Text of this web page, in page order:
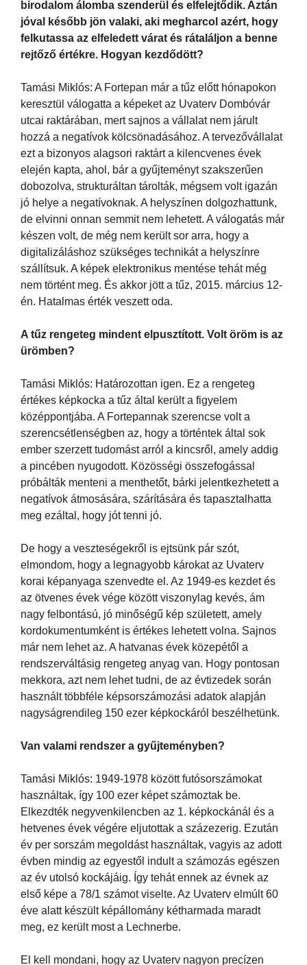
birodalom álomba szenderül és elfelejtődik. Aztán
jóval később jön valaki, aki megharcol azért, hogy
felkutassa az elfeledett várat és rátaláljon a benne
rejtőző értékre. Hogyan kezdődött?
Tamási Miklós: A Fortepan már a tűz előtt hónapokon
keresztül válogatta a képeket az Uvaterv Dombóvár
utcai raktárában, mert sajnos a vállalat nem járult
hozzá a negatívok kölcsönadásához. A tervezővállalat
ezt a bizonyos alagsori raktárt a kilencvenes évek
elején kapta, ahol, bár a gyűjteményt szakszerűen
dobozolva, strukturáltan tárolták, mégsem volt igazán
jó helye a negatívoknak. A helyszínen dolgozhattunk,
de elvinni onnan semmit nem lehetett. A válogatás már
készen volt, de még nem került sor arra, hogy a
digitalizáláshoz szükséges technikát a helyszínre
szállítsuk. A képek elektronikus mentése tehát még
nem történt meg. És akkor jött a tűz, 2015. március 12-
én. Hatalmas érték veszett oda.
A tűz rengeteg mindent elpusztított. Volt öröm is az
ürömben?
Tamási Miklós: Határozottan igen. Ez a rengeteg
értékes képkocka a tűz által került a figyelem
középpontjába. A Fortepannak szerencse volt a
szerencsétlenségben az, hogy a történtek által sok
ember szerzett tudomást arról a kincsről, amely addig
a pincében nyugodott. Közösségi összefogással
próbálták menteni a menthetőt, bárki jelentkezhetett a
negatívok átmosására, szárítására és tapasztalhatta
meg ezáltal, hogy jót tenni jó.
De hogy a veszteségekről is ejtsünk pár szót,
elmondom, hogy a legnagyobb károkat az Uvaterv
korai képanyaga szenvedte el. Az 1949-es kezdet és
az ötvenes évek vége között viszonylag kevés, ám
nagy felbontású, jó minőségű kép született, amely
kordokumentumként is értékes lehetett volna. Sajnos
már nem lehet az. A hatvanas évek közepétől a
rendszerváltásig rengeteg anyag van. Hogy pontosan
mekkora, azt nem lehet tudni, de az évtizedek során
használt többféle képsorszámozási adatok alapján
nagyságrendileg 150 ezer képkockáról beszélhetünk.
Van valami rendszer a gyűjteményben?
Tamási Miklós: 1949-1978 között futósorszámokat
használtak, így 100 ezer képet számoztak be.
Elkezdték negyvenkilencben az 1. képkockánál és a
hetvenes évek végére eljutottak a százezerig. Ezután
év per sorszám megoldást használtak, vagyis az adott
évben mindig az egyestől indult a számozás egészen
az év utolsó kockájáig. Így tehát ennek az évnek az
első képe a 78/1 számot viselte. Az Uvaterv elmúlt 60
éve alatt készült képállomány kétharmada maradt
meg, ez került most a Lechnerbe.
El kell mondani, hogy az Uvaterv nagyon precízen